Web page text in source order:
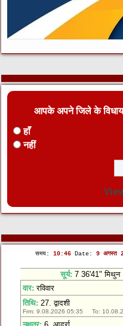
आपके अपने जिले के
हाँ
नहीं